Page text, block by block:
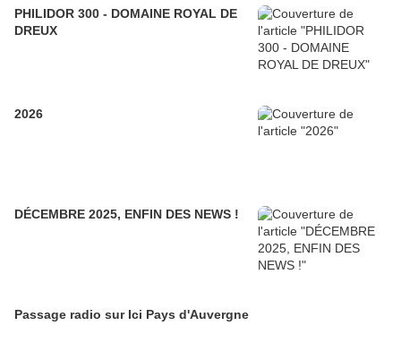
PHILIDOR 300 - DOMAINE ROYAL DE
DREUX
2026
DÉCEMBRE 2025, ENFIN DES NEWS !
Passage radio sur Ici Pays d'Auvergne